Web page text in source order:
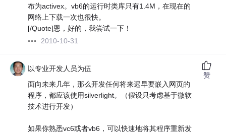
布为activex。vb6的运行时类库只有1.4M，在现在的
网络上下载一次也很快。
[/Quote]恩，好的，我尝试一下！
2010-10-31
以专业开发人员为伍
面向未来几年，那么开发任何将来迟早要嵌入网页的
程序，都应该使用silverlight。（假设只考虑基于微软
技术进行开发）
如果你熟悉vc6或者vb6，可以快速地将其程序重新发
赞